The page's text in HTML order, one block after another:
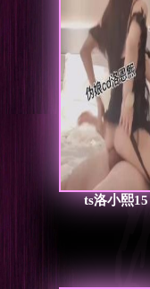
ts洛小熙15